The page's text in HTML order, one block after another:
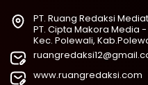
PT. Ruang Redaksi
PT. Cipta Makora Media
Kec. Polewali,
www.ruangredaksi.com